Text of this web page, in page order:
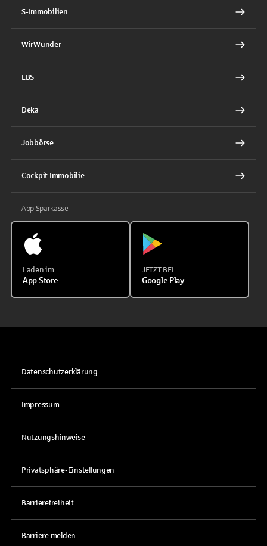
S-Immobilien
WirWunder
LBS
Deka
Jobbörse
Cockpit Immobilie
App Sparkasse
Laden im
App Store
JETZT BEI
Google Play
Datenschutzerklärung
Impressum
Nutzungshinweise
Privatsphäre-Einstellungen
Barrierefreiheit
Barriere melden